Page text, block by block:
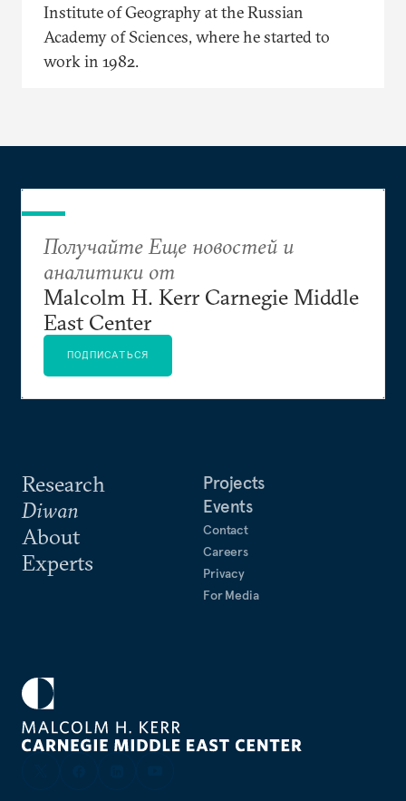
Institute of Geography at the Russian
Academy of Sciences, where he started to
work in 1982.
Research
Diwan
About
Experts
Projects
Events
Contact
Careers
Privacy
For Media
Получайте Еще новостей и
аналитики от
Malcolm H. Kerr Carnegie Middle
East Center
ПОДПИСАТЬСЯ